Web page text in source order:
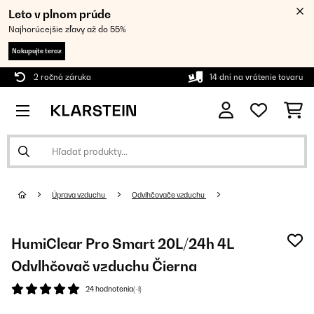
Leto v plnom prúde
Najhorúcejšie zľavy až do 55%
Nakupujte teraz
2 ročná záruka 14 dní na vrátenie tovaru
Úprava vzduchu Odvlhčovače vzduchu
HumiClear Pro Smart 20L/24h 4L
Odvlhčovač vzduchu Čierna
24 hodnotenia(-í)